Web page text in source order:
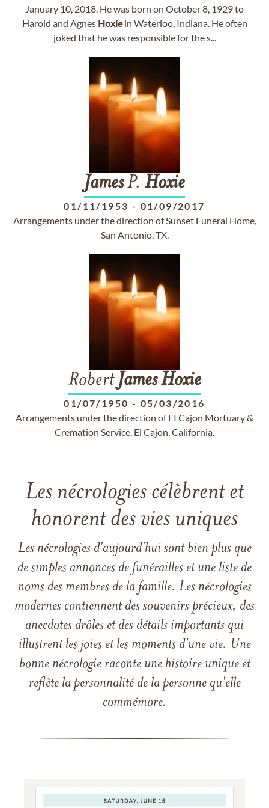
January 10, 2018. He was born on October 8, 1929 to
Harold and Agnes Hoxiein Waterloo, Indiana. He often
joked that he was responsible for the s...
JamesP. Hoxie
01/11/1953 - 01/09/2017
Arrangements under the direction of Sunset Funeral Home,
San Antonio, TX.
Robert James Hoxie
01/07/1950 - 05/03/2016
Arrangements under the direction of EI Cajon Mortuary &
Cremation Service, El Cajon, California.
Les nécrologies célèbrent et
honorent des vies uniques
Les nécrologies d'aujourd'hui sont bien plus que
de simples annonces de funérailles et une liste de
noms des membres de la famille. Les nécrologies
modernes contiennent des souvenirs précieux, des
anecdotes drôles et des détails importants qui
illustrent les joies et les moments d'une vie. Une
bonne nécrologie raconte une histoire unique et
reflète la personnalité de la personne qu'elle
commémore.